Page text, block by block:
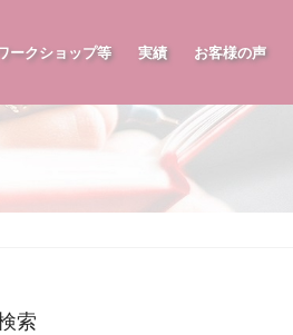
ークショップ等 実績 お客様の声
索